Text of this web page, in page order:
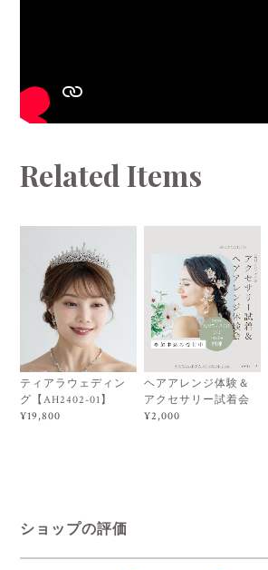
Related Items
ティアラウェディン
グ【AH2402-01】
¥19,800
ヘアアレンジ体験＆
アクセサリー試着会
¥2,000
ショップの評価